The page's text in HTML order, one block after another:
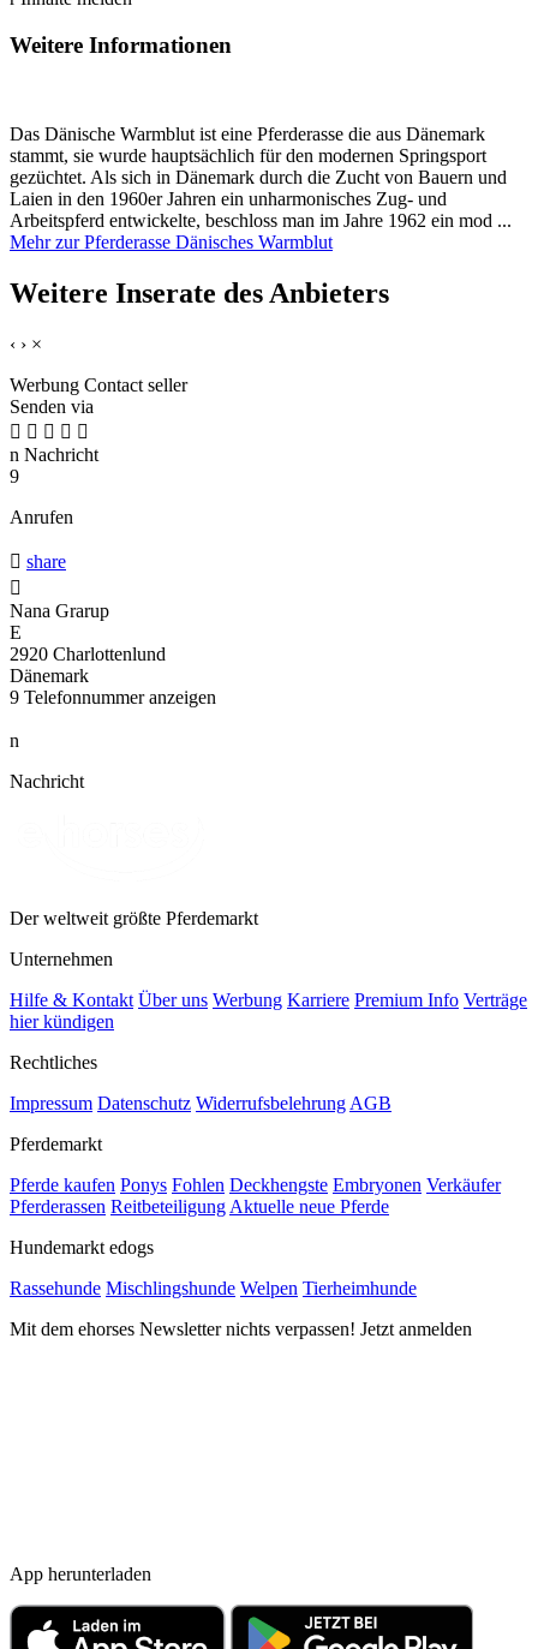
Weitere Informationen
Das Dänische Warmblut ist eine Pferderasse die aus Dänemark
stammt, sie wurde hauptsächlich für den modernen Springsport
gezüchtet. Als sich in Dänemark durch die Zucht von Bauern und
Laien in den 1960er Jahren ein unharmonisches Zug- und
Arbeitspferd entwickelte, beschloss man im Jahre 1962 ein mod ...
Mehr zur Pferderasse Dänisches Warmblut
Weitere Inserate des Anbieters
‹ › ×
Werbung Contact seller
Senden via
    
n Nachricht
9
Anrufen
 share

Nana Grarup
E
2920 Charlottenlund
Dänemark
9 Telefonnummer anzeigen
n
Nachricht
Der weltweit größte Pferdemarkt
Unternehmen
Hilfe & Kontakt Über uns Werbung Karriere Premium Info Verträge
hier kündigen
Rechtliches
Impressum Datenschutz Widerrufsbelehrung AGB
Pferdemarkt
Pferde kaufen Ponys Fohlen Deckhengste Embryonen Verkäufer
Pferderassen Reitbeteiligung Aktuelle neue Pferde
Hundemarkt edogs
Rassehunde Mischlingshunde Welpen Tierheimhunde
Mit dem ehorses Newsletter nichts verpassen! Jetzt anmelden
App herunterladen